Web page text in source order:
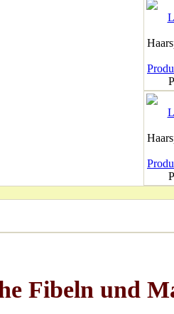
Fibeln und